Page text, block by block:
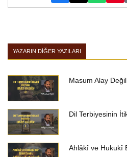
YAZARIN DIĞER YAZILARI
Masum Alay
Dil Terbiyesinin
Ahlâkî ve Hukukî